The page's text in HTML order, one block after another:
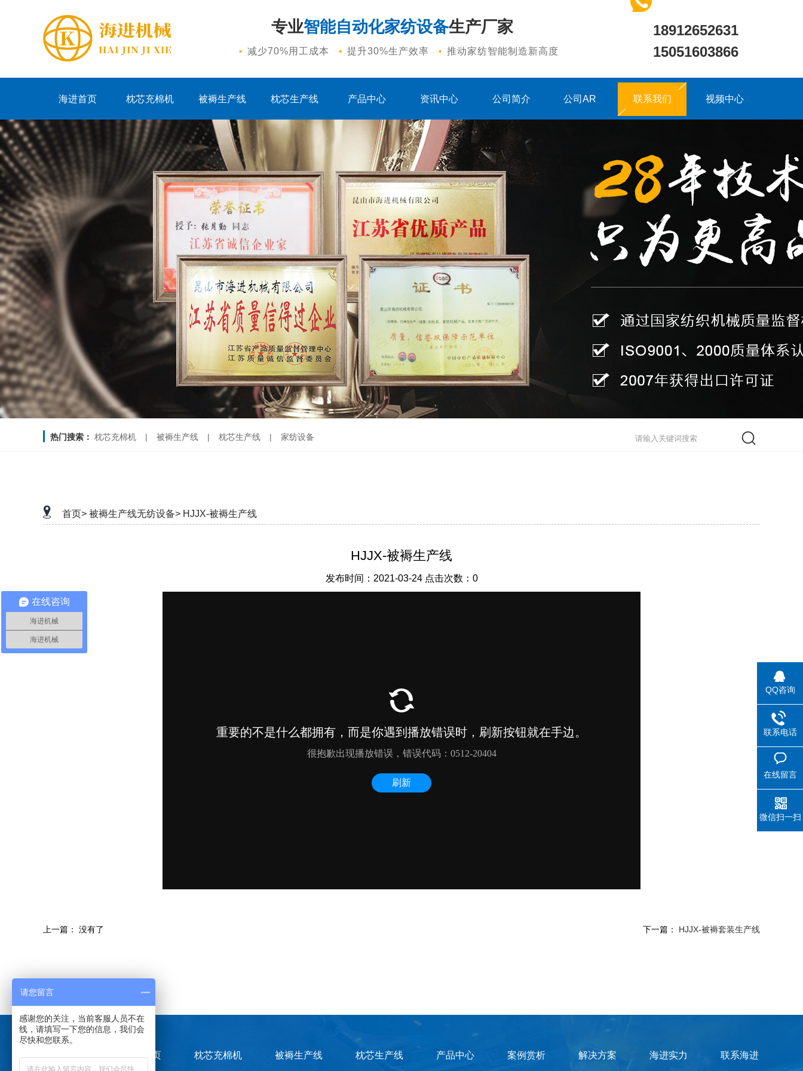
专业智能自动化家纺设备生产厂家
· 减少70%用工成本 · 提升30%生产效率 · 推动家纺智能制造新高度
18912652631
15051603866
海进首页 枕芯充棉机 被褥生产线 枕芯生产线 产品中心 资讯中心 公司简介 公司AR 联系我们 视频中心
热门搜索： 枕芯充棉机 | 被褥生产线 | 枕芯生产线 | 家纺设备
首页> 被褥生产线无纺设备> HJJX-被褥生产线
HJJX-被褥生产线
发布时间：2021-03-24 点击次数：0
上一篇： 没有了 下一篇： HJJX-被褥套装生产线
LINKS：
海进首页 枕芯充棉机 被褥生产线 枕芯生产线 产品中心 案例赏析 解决方案 海进实力 联系海进
QQ咨询
联系电话
在线留言
微信扫一扫
在线咨询
海进机械
海进机械
请您留言
感谢您的关注，当前客服人员不在
线，请填写一下您的信息，我们会
尽快和您联系。